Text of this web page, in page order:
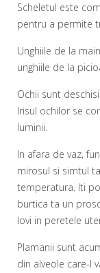
Scheletul este
pentru a permite
Unghiile de la
unghiile de la
Ochii sunt
Irisul ochilor se
luminii.
In afara de vaz,
mirosul si simtul
temperatura. Iti
burtica ta un
lovi in peretele
Plamanii sunt
din alveole care-l